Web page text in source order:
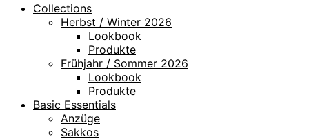
Collections
Herbst / Winter 2026
Lookbook
Produkte
Frühjahr / Sommer 2026
Lookbook
Produkte
Basic Essentials
Anzüge
Sakkos